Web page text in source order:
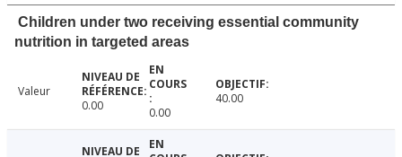
Children under two receiving essential community
nutrition in targeted areas
Valeur
0.00
0.00
40.00